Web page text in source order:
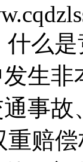
什么
生非
事故
重赔